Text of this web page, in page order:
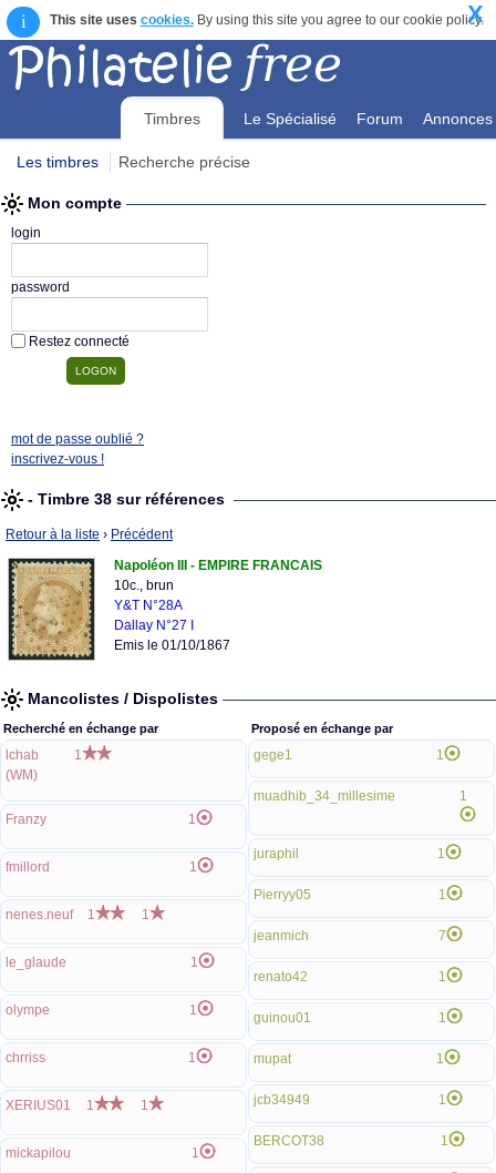
i This site uses cookies.By using this site you agree to our cookie policy.
X
Timbres Le Spécialisé Forum Annonces
Les timbres Recherche précise
Mon compte
login
password
Restez connecté
mot de passe oublié ?
inscrivez-vous !
- Timbre 38 sur références
Retour à la liste › Précédent
Napoléon III - EMPIRE FRANCAIS
10c., brun
Y&T N°28A
Dallay N°27 I
Emis le 01/10/1867
Mancolistes / Dispolistes
Recherché en échange par
lchab
(WM)
1
Franzy 1
fmillord 1
nenes.neuf 1 1
le_glaude 1
olympe 1
chrriss 1
XERIUS01 1 1
mickapilou 1
Proposé en échange par
gege1 1
muadhib_34_millesime 1
juraphil 1
Pierryy05 1
jeanmich 7
renato42 1
guinou01 1
mupat 1
jcb34949 1
BERCOT38 1